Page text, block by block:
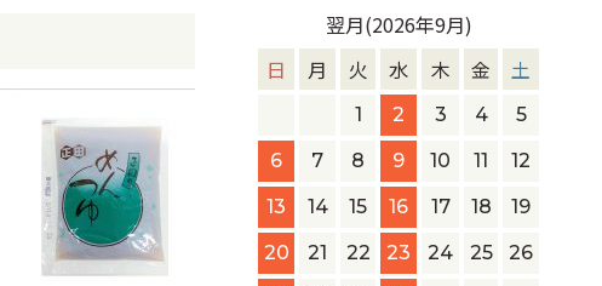
翌月(2026年9月)
日
月 火 水 木 金 土
1 2 3 4
5
6
7 8 9 10 11
12
13
14 15 16 17 18
19
20
21 22 23 24 25
26